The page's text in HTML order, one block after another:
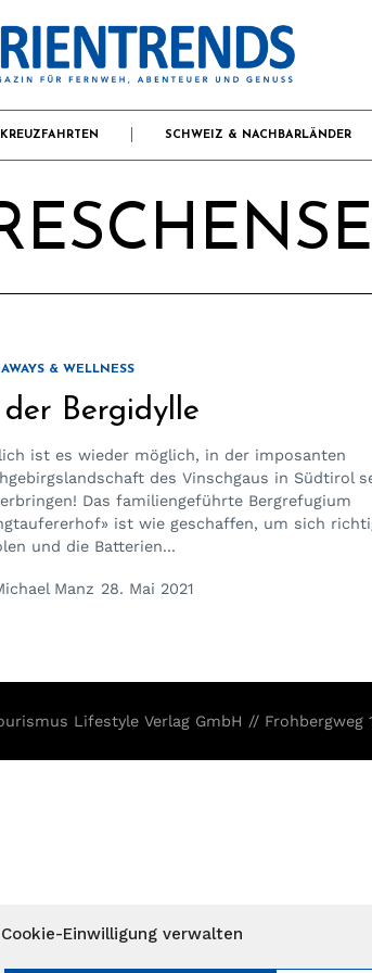
Cookie-Einwilligung verwalten
SCHWEIZ & NACHBARLÄNDER
& WELLNESS
der Bergidylle
ist es wieder möglich, in der imposanten
des Vinschgaus in Südtirol
Das familiengeführte Bergrefugium
ist wie geschaffen, um sich
und die Batterien...
Manz 28. Mai 2021
Lifestyle Verlag GmbH // Frohbergweg